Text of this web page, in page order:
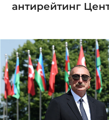
антирейтинг